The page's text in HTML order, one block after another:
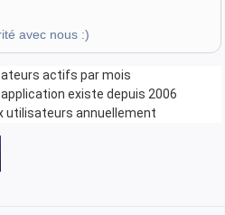
avec nous :)
actifs par mois
existe depuis 2006
utilisateurs annuellement